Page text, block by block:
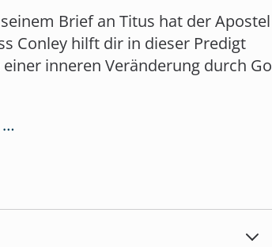
Brief an Titus hat der Apostel
Conley hilft dir in dieser Predigt
inneren Veränderung durch
…